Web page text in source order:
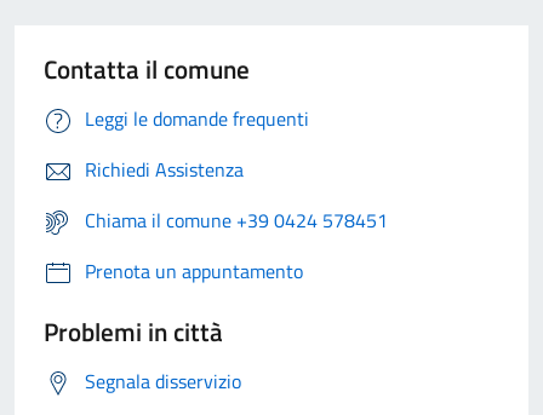
Contatta il comune
Leggi le domande frequenti
Richiedi Assistenza
Chiama il comune +39 0424 578451
Prenota un appuntamento
Problemi in città
Segnala disservizio